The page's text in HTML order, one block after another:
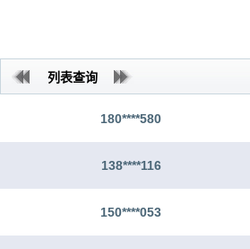
列表查询
180****580
138****116
150****053